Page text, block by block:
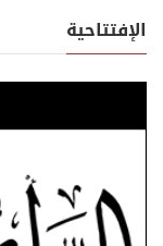
الإفتتاحية